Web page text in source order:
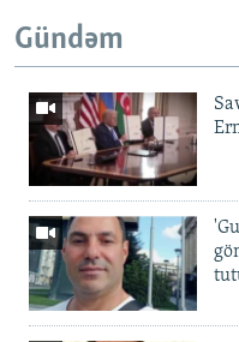
Gündəm